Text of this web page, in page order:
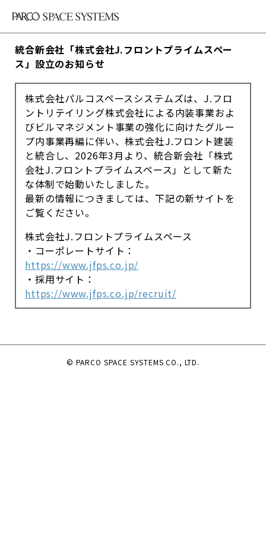
統合新会社「株式会社J.フロントプライムスペー
ス」設立のお知らせ
株式会社パルコスペースシステムズは、J.フロ
ントリテイリング株式会社による内装事業およ
びビルマネジメント事業の強化に向けたグルー
プ内事業再編に伴い、株式会社J.フロント建装
と統合し、2026年3月より、統合新会社「株式
会社J.フロントプライムスペース」として新た
な体制で始動いたしました。
最新の情報につきましては、下記の新サイトを
ご覧ください。
株式会社J.フロントプライムスペース
・コーポレートサイト：
https://www.jfps.co.jp/
・採用サイト：
https://www.jfps.co.jp/recruit/
© PARCO SPACE SYSTEMS CO., LTD.